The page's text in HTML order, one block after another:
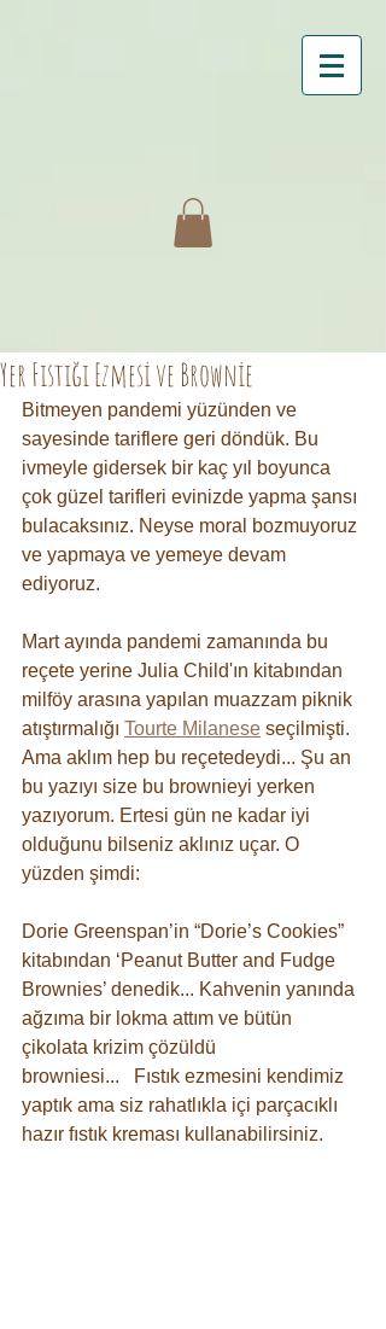
Yer Fıstığı Ezmesi ve Brownie
Bitmeyen pandemi yüzünden ve
sayesinde tariflere geri döndük. Bu
ivmeyle gidersek bir kaç yıl boyunca
çok güzel tarifleri evinizde yapma şansı
bulacaksınız. Neyse moral bozmuyoruz
ve yapmaya ve yemeye devam
ediyoruz.
Mart ayında pandemi zamanında bu
reçete yerine Julia Child'ın kitabından
milföy arasına yapılan muazzam piknik
atıştırmalığı Tourte Milanese seçilmişti.
Ama aklım hep bu reçetedeydi... Şu an
bu yazıyı size bu brownieyi yerken
yazıyorum. Ertesi gün ne kadar iyi
olduğunu bilseniz aklınız uçar. O
yüzden şimdi:
Dorie Greenspan’in “Dorie’s Cookies”
kitabından ‘Peanut Butter and Fudge
Brownies’ denedik... Kahvenin yanında
ağzıma bir lokma attım ve bütün
çikolata krizim çözüldü
browniesi...⠀Fıstık ezmesini kendimiz
yaptık ama siz rahatlıkla içi parçacıklı
hazır fıstık kreması kullanabilirsiniz.